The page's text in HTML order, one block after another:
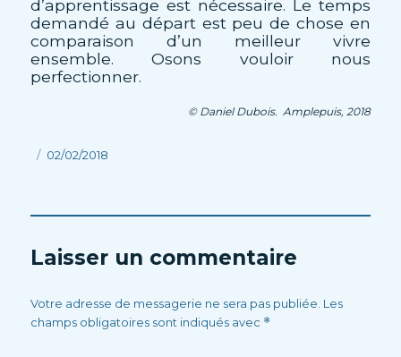
d’apprentissage est nécessaire. Le temps
demandé au départ est peu de chose en
comparaison d’un meilleur vivre
ensemble. Osons vouloir nous
perfectionner.
© Daniel Dubois. Amplepuis, 2018
Publié
02/02/2018
Laisser un commentaire
Votre adresse de messagerie ne sera pas publiée. Les
champs obligatoires sont indiqués avec *